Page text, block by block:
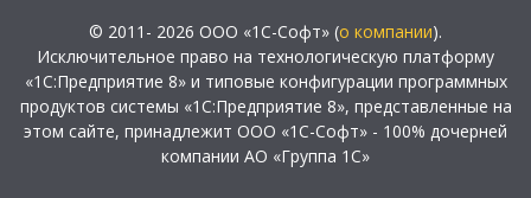
© 2011- 2026 ООО «1С-Софт» (о компании).
Исключительное право на технологическую платформу
«1С:Предприятие 8» и типовые конфигурации программных
продуктов системы «1С:Предприятие 8», представленные на
этом сайте, принадлежит ООО «1С-Софт» - 100% дочерней
компании АО «Группа 1С»